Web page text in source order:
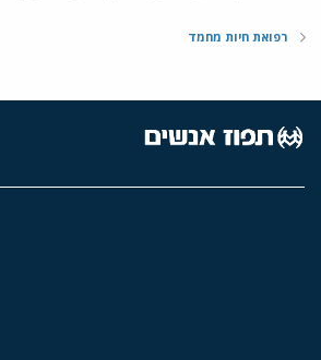
רפואת חיות מחמד